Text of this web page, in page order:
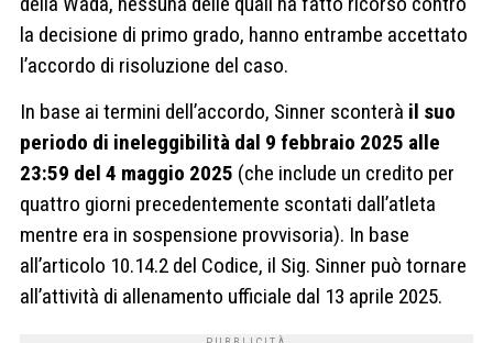
la decisione di primo grado, hanno entrambe accettato
l’accordo di risoluzione del caso.
In base ai termini dell’accordo, Sinner sconterà il suo
periodo di ineleggibilità dal 9 febbraio 2025 alle
23:59 del 4 maggio 2025 (che include un credito per
quattro giorni precedentemente scontati dall’atleta
mentre era in sospensione provvisoria). In base
all’articolo 10.14.2 del Codice, il Sig. Sinner può tornare
all’attività di allenamento ufficiale dal 13 aprile 2025.